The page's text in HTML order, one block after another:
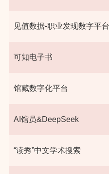
见值数据-职业发现数字平台
可知电子书
​馆藏数字化平台
AI馆员&DeepSeek
“读秀”中文学术搜索